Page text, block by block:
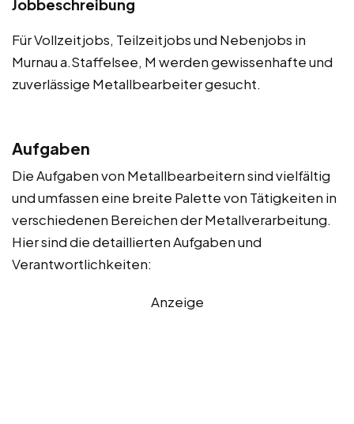
Jobbeschreibung
Für Vollzeitjobs, Teilzeitjobs und Nebenjobs in
Murnau a.Staffelsee, M werden gewissenhafte und
zuverlässige Metallbearbeiter gesucht.
Aufgaben
Die Aufgaben von Metallbearbeitern sind vielfältig
und umfassen eine breite Palette von Tätigkeiten in
verschiedenen Bereichen der Metallverarbeitung.
Hier sind die detaillierten Aufgaben und
Verantwortlichkeiten:
Anzeige